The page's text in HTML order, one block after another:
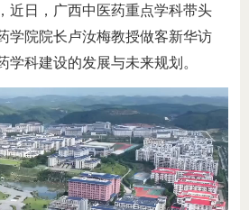
近日，广西中医药重点学科带头
学院院长卢汝梅教授做客新华访
学科建设的发展与未来规划。